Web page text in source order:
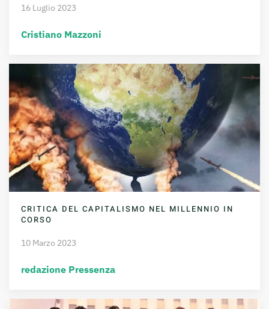
16 Luglio 2023
Cristiano Mazzoni
CRITICA DEL CAPITALISMO NEL MILLENNIO IN
CORSO
10 Marzo 2023
redazione Pressenza